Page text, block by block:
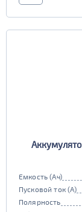
Емкость (Ач)
Пусковой ток (А)
Полярность